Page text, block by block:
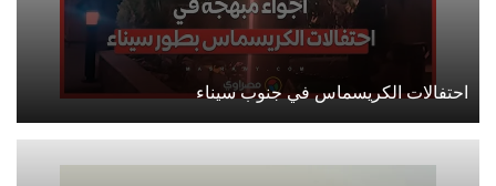
احتفالات الكريسماس في جنوب سيناء